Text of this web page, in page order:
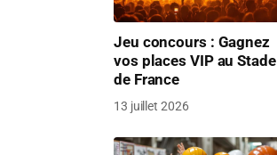
Jeu concours : Gagnez
vos places VIP au Stade
de France
13 juillet 2026